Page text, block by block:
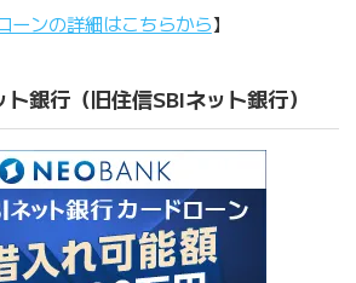
ーンの詳細はこちらから】
銀行（旧住信SBIネット銀行）